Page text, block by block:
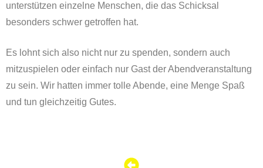
unterstützen einzelne Menschen, die das Schicksal
besonders schwer getroffen hat.
Es lohnt sich also nicht nur zu spenden, sondern auch
mitzuspielen oder einfach nur Gast der Abendveranstaltung
zu sein. Wir hatten immer tolle Abende, eine Menge Spaß
und tun gleichzeitig Gutes.